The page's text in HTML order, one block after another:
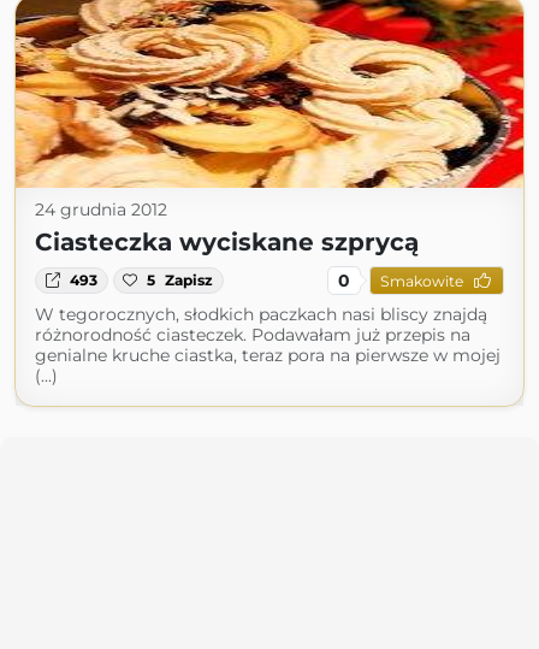
24 grudnia 2012
Ciasteczka wyciskane szprycą
493 5 Zapisz 0 Smakowite
W tegorocznych, słodkich paczkach nasi bliscy znajdą
różnorodność ciasteczek. Podawałam już przepis na
genialne kruche ciastka, teraz pora na pierwsze w mojej
(...)